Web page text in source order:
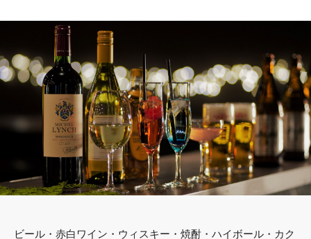
ビール・赤白ワイン・ウィスキー・焼酎・ハイボール・カク